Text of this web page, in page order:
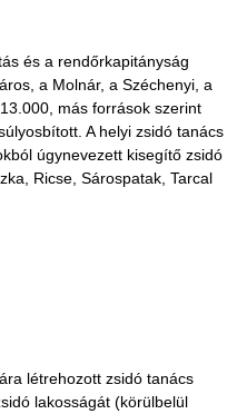
és a rendőrkapitányság
a Molnár, a Széchenyi, a
más források szerint
A helyi zsidó tanács
úgynevezett kisegítő zsidó
Ricse, Sárospatak, Tarcal
létrehozott zsidó tanács
lakosságát (körülbelül